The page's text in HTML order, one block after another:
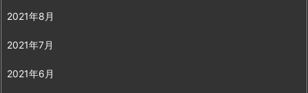
2021年8月
2021年7月
2021年6月